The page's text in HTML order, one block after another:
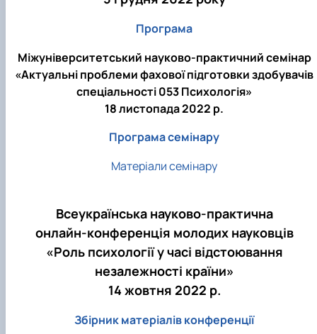
Програма
Міжуніверситетський науково-практичний семінар
«Актуальні проблеми фахової підготовки здобувачів
спеціальності 053 Психологія»
18 листопада 2022 р.
Програма семінару
Матеріали семінару
Всеукраїнська науково-практична
онлайн-конференція молодих науковців
«Роль психології у часі відстоювання
незалежності країни»
14 жовтня 2022 р.
Збірник матеріалів конференції